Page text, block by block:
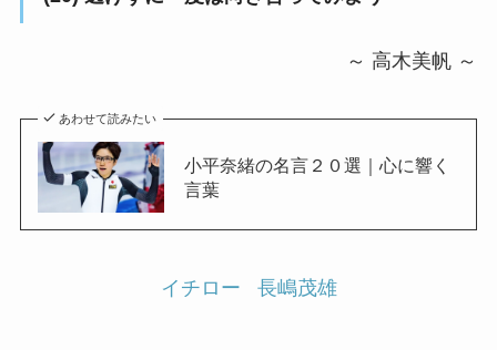
～ 高木美帆 ～
あわせて読みたい
小平奈緒の名言２０選｜心に響く
言葉
イチロー 長嶋茂雄